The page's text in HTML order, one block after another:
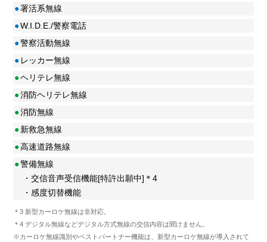
●署活系無線
●W.I.D.E./警察電話
●警察活動無線
● レッカー無線
●ヘリテレ無線
●消防ヘリテレ無線
●消防無線
●新救急無線
●高速道路無線
●警備無線
・交信音声受信機能[特許出願中]＊4
・感度切替機能
＊3 新型カーロケ無線は非対応。
＊4 デジタル無線などデジタル方式無線の交信内容は聞けません。
※カーロケ無線識別やベストパートナー機能は、新型カーロケ無線が導入されて